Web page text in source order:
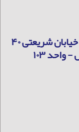
مشهد- ولیعصر عج - بلوار شریعتی - خیابان شریعتی ۴۰